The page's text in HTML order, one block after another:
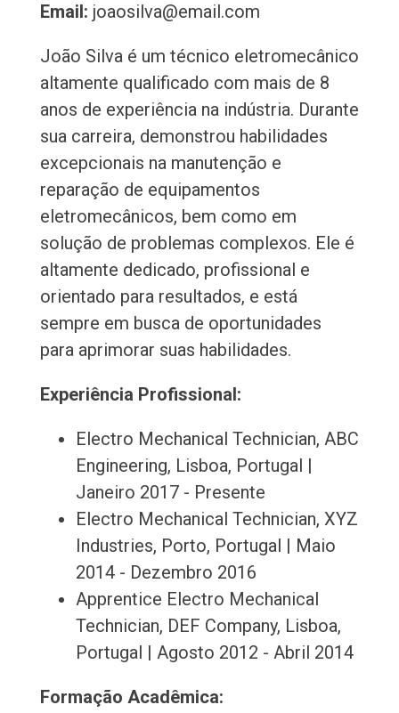
Email: joaosilva@email.com
João Silva é um técnico eletromecânico
altamente qualificado com mais de 8
anos de experiência na indústria. Durante
sua carreira, demonstrou habilidades
excepcionais na manutenção e
reparação de equipamentos
eletromecânicos, bem como em
solução de problemas complexos. Ele é
altamente dedicado, profissional e
orientado para resultados, e está
sempre em busca de oportunidades
para aprimorar suas habilidades.
Experiência Profissional:
Electro Mechanical Technician, ABC
Engineering, Lisboa, Portugal |
Janeiro 2017 - Presente
Electro Mechanical Technician, XYZ
Industries, Porto, Portugal | Maio
2014 - Dezembro 2016
Apprentice Electro Mechanical
Technician, DEF Company, Lisboa,
Portugal | Agosto 2012 - Abril 2014
Formação Acadêmica: